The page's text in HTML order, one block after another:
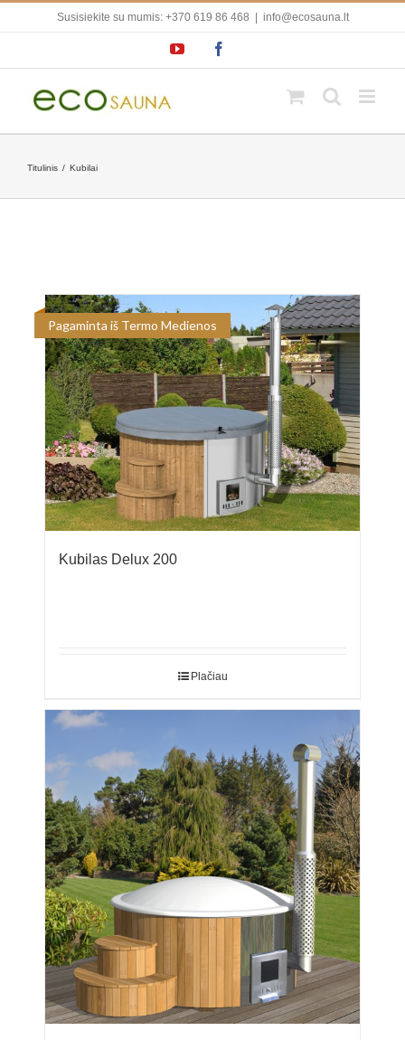
Susisiekite su mumis: +370 619 86 468 info@ecosauna.lt
YouTube
Titulinis / Kubilai
Pagaminta iš Termo Medienos
Kubilas Delux 200
Plačiau